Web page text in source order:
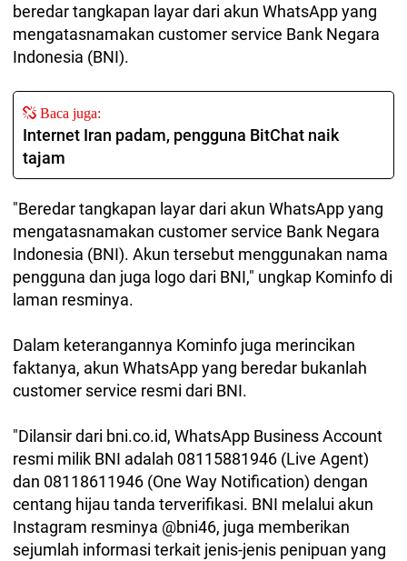
beredar tangkapan layar dari akun WhatsApp yang
mengatasnamakan customer service Bank Negara
Indonesia (BNI).
Baca juga:
Internet Iran padam, pengguna BitChat naik
tajam
"Beredar tangkapan layar dari akun WhatsApp yang
mengatasnamakan customer service Bank Negara
Indonesia (BNI). Akun tersebut menggunakan nama
pengguna dan juga logo dari BNI," ungkap Kominfo di
laman resminya.
Dalam keterangannya Kominfo juga merincikan
faktanya, akun WhatsApp yang beredar bukanlah
customer service resmi dari BNI.
"Dilansir dari bni.co.id, WhatsApp Business Account
resmi milik BNI adalah 08115881946 (Live Agent)
dan 08118611946 (One Way Notification) dengan
centang hijau tanda terverifikasi. BNI melalui akun
Instagram resminya @bni46, juga memberikan
sejumlah informasi terkait jenis-jenis penipuan yang